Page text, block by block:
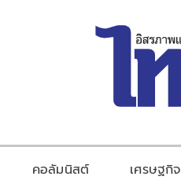
คอลัมนิสต์ เศรษฐกิจ